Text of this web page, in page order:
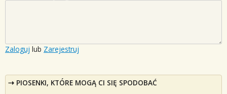
Zaloguj lub Zarejestruj
PIOSENKI, KTÓRE MOGĄ CI SIĘ SPODOBAĆ